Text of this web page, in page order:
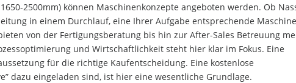
2500mm) können Maschinenkonzepte angeboten werden. Ob
in einem Durchlauf, eine Ihrer Aufgabe entsprechende
von der Fertigungsberatung bis hin zur After-Sales Betreuung
und Wirtschaftlichkeit steht hier klar im Fokus. Eine
für die richtige Kaufentscheidung. Eine kostenlose
dazu eingeladen sind, ist hier eine wesentliche Grundlage.